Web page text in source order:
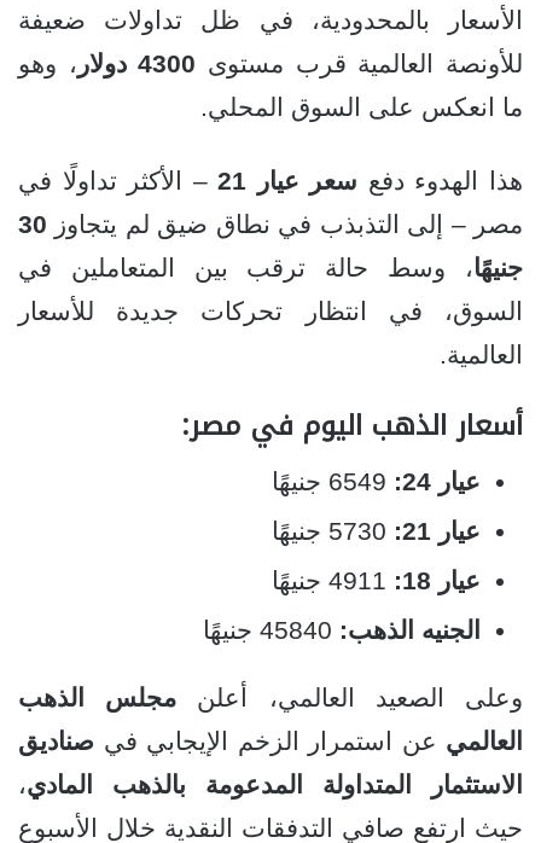
الأسعار بالمحدودية، في ظل تداولات ضعيفة
للأونصة العالمية قرب مستوى 4300 دولار
، وهو
ما انعكس على السوق المحلي.
هذا الهدوء دفع سعر عيار 21
– الأكثر تداولًا في
مصر – إلى التذبذب في نطاق ضيق لم يتجاوز 30
جنيهًا، وسط حالة ترقب بين المتعاملين في
السوق، في انتظار تحركات جديدة للأسعار
العالمية.
أسعار الذهب اليوم في مصر:
عيار 24:
عيار 21:
عيار 18:
الجنيه الذهب:
وعلى الصعيد العالمي، أعلن مجلس الذهب
العالمي عن استمرار الزخم الإيجابي في صناديق
الاستثمار المتداولة المدعومة بالذهب المادي،
حيث ارتفع صافي التدفقات النقدية خلال الأسبوع